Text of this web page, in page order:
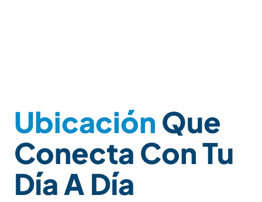
Ubicación Que
Conecta Con Tu
Día A Día